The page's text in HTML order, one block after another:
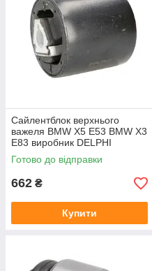
Сайлентблок верхнього
важеля BMW X5 E53 BMW X3
E83 виробник DELPHI
Німеччина
Готово до відправки
662 ₴
Купити